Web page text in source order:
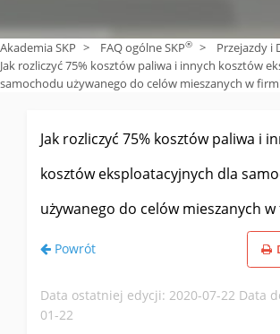
Akademia SKP > FAQ ogólne SKP® > Przejazdy i
Jak rozliczyć 75% kosztów paliwa i innych kosztów
samochodu używanego do celów mieszanych w
Jak rozliczyć 75% kosztów paliwa i
kosztów eksploatacyjnych dla
używanego do celów mieszanych
Powrót
Data ostatniej edycji: 2020-07-22 Data
01-22